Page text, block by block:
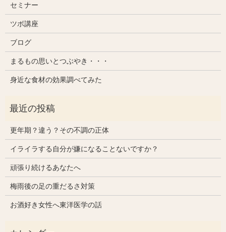
セミナー
ツボ講座
ブログ
まるもの思いとつぶやき・・・
身近な食材の効果調べてみた
更年期？違う？その不調の正体
イライラする自分が嫌になることないですか？
頑張り続けるあなたへ
梅雨後の足の重だるさ対策
お酒好き女性へ東洋医学の話